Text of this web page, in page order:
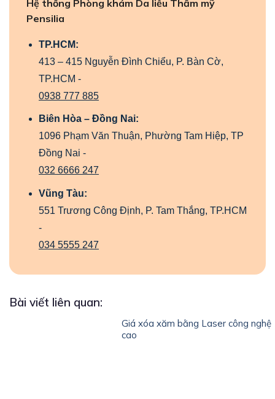
Hệ thống Phòng khám Da liễu Thẩm mỹ
Pensilia
TP.HCM:
413 – 415 Nguyễn Đình Chiểu, P. Bàn Cờ,
TP.HCM -
0938 777 885
Biên Hòa – Đồng Nai:
1096 Phạm Văn Thuận, Phường Tam Hiệp, TP
Đồng Nai -
032 6666 247
Vũng Tàu:
551 Trương Công Định, P. Tam Thắng, TP.HCM
-
034 5555 247
Bài viết liên quan:
Giá xóa xăm bằng Laser công nghệ
cao